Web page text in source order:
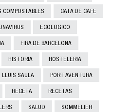
COMPOSTABLES CATA DE CAFÉ
ECOLOGICO
FIRA DE BARCELONA
HISTORIA HOSTELERIA
LLUÍS SAULA PORT AVENTURA
RECETA RECETAS
SALUD SOMMELIER